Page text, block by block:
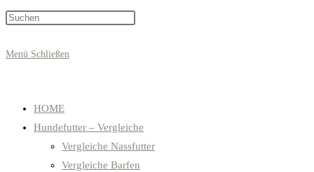
Suche
panel.
Menü Schließen
HOME
Hundefutter – Vergleiche
Vergleiche Nassfutter
Vergleiche Barfen